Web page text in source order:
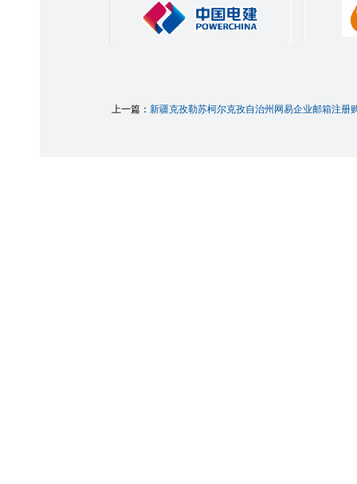
上一篇： 新疆克孜勒苏柯尔克孜自治州网易企业邮箱注册